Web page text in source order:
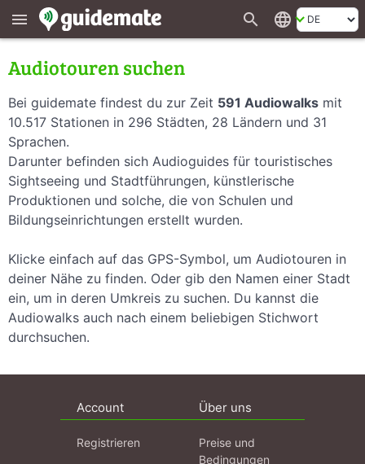
menu search language
Audiotouren suchen
Bei guidemate findest du zur Zeit 591 Audiowalks mit
10.517 Stationen in 296 Städten, 28 Ländern und 31
Sprachen.
Darunter befinden sich Audioguides für touristisches
Sightseeing und Stadtführungen, künstlerische
Produktionen und solche, die von Schulen und
Bildungseinrichtungen erstellt wurden.
Klicke einfach auf das GPS-Symbol, um Audiotouren in
deiner Nähe zu finden. Oder gib den Namen einer Stadt
ein, um in deren Umkreis zu suchen. Du kannst die
Audiowalks auch nach einem beliebigen Stichwort
durchsuchen.
Account
Registrieren
Über uns
Preise und
Bedingungen